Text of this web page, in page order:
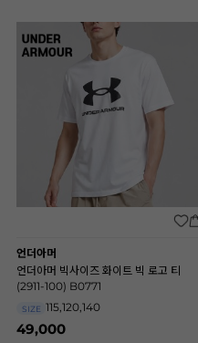
언더아머
언더아머 빅사이즈 화이트 빅 로고 티
(2911-100) B0771
SIZE 115,120,140
49,000